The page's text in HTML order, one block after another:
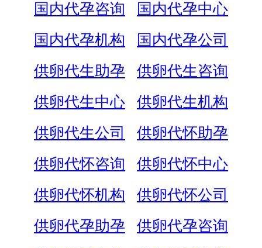
国内代孕咨询
国内代孕中心
国内代孕机构
国内代孕公司
供卵代生助孕
供卵代生咨询
供卵代生中心
供卵代生机构
供卵代生公司
供卵代怀助孕
供卵代怀咨询
供卵代怀中心
供卵代怀机构
供卵代怀公司
供卵代孕助孕
供卵代孕咨询